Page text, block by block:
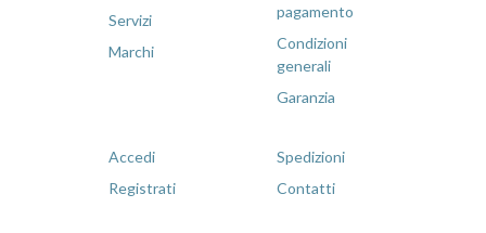
Servizi
Marchi
pagamento
Condizioni
generali
Garanzia
Accedi
Registrati
Spedizioni
Contatti